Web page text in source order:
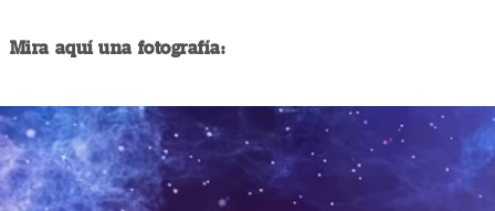
Mira aquí una fotografía: